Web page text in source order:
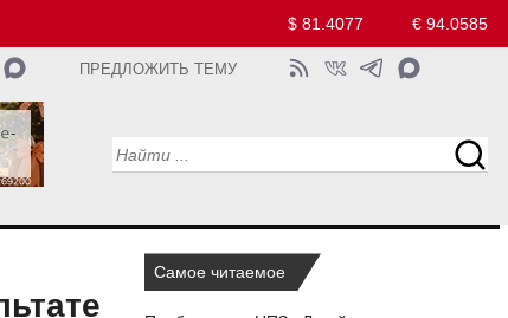
$ 81.4077 € 94.0585
ПРЕДЛОЖИТЬ ТЕМУ
Самое читаемое